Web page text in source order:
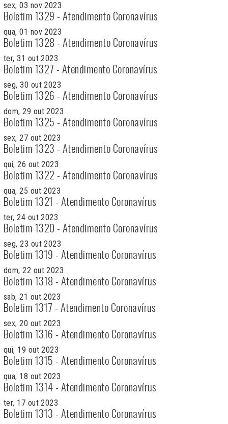
sex, 03 nov 2023
Boletim 1329 - Atendimento Coronavírus
qua, 01 nov 2023
Boletim 1328 - Atendimento Coronavírus
ter, 31 out 2023
Boletim 1327 - Atendimento Coronavírus
seg, 30 out 2023
Boletim 1326 - Atendimento Coronavírus
dom, 29 out 2023
Boletim 1325 - Atendimento Coronavírus
sex, 27 out 2023
Boletim 1323 - Atendimento Coronavírus
qui, 26 out 2023
Boletim 1322 - Atendimento Coronavírus
qua, 25 out 2023
Boletim 1321 - Atendimento Coronavírus
ter, 24 out 2023
Boletim 1320 - Atendimento Coronavírus
seg, 23 out 2023
Boletim 1319 - Atendimento Coronavírus
dom, 22 out 2023
Boletim 1318 - Atendimento Coronavírus
sab, 21 out 2023
Boletim 1317 - Atendimento Coronavírus
sex, 20 out 2023
Boletim 1316 - Atendimento Coronavírus
qui, 19 out 2023
Boletim 1315 - Atendimento Coronavírus
qua, 18 out 2023
Boletim 1314 - Atendimento Coronavírus
ter, 17 out 2023
Boletim 1313 - Atendimento Coronavírus